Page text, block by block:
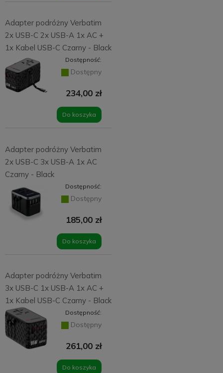
Adapter podróżny Verbatim
2x USB-C 2x USB-A 1x AC +
1x Kabel USB-C Czarny - Black
Dostępność:
Dostępny
234,00 zł
Do koszyka
Adapter podróżny Verbatim
2x USB-C 3x USB-A 1x AC
Czarny - Black
Dostępność:
Dostępny
185,00 zł
Do koszyka
Adapter podróżny Verbatim
3x USB-C 1x USB-A 1x AC +
1x Kabel USB-C Czarny - Black
Dostępność:
Dostępny
261,00 zł
Do koszyka